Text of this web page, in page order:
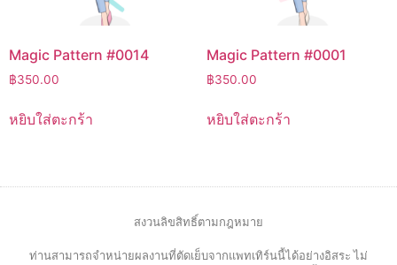
Magic Pattern #0014
฿350.00
หยิบใส่ตะกร้า
Magic Pattern #0001
฿350.00
หยิบใส่ตะกร้า
สงวนลิขสิทธิ์ตามกฎหมาย
ท่านสามารถจำหน่ายผลงานที่ตัดเย็บจากแพทเทิร์นนี้ได้อย่างอิสระ ไม่